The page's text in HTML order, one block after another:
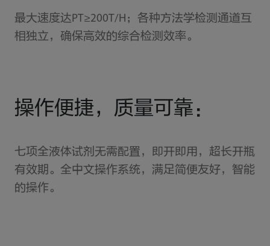
最大速度达PT≥200T/H；各种方法学检测通道互
相独立，确保高效的综合检测效率。
操作便捷，质量可靠：
七项全液体试剂无需配置，即开即用，超长开瓶
有效期。全中文操作系统，满足简便友好，智能
的操作。